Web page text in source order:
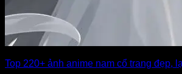
Top 220+ ảnh anime nam cổ trang đẹp,